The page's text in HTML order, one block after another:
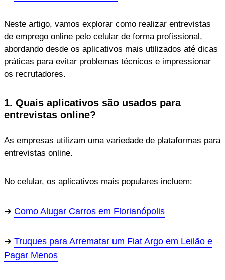
Neste artigo, vamos explorar como realizar entrevistas
de emprego online pelo celular de forma profissional,
abordando desde os aplicativos mais utilizados até dicas
práticas para evitar problemas técnicos e impressionar
os recrutadores.
1. Quais aplicativos são usados para
entrevistas online?
As empresas utilizam uma variedade de plataformas para
entrevistas online.
No celular, os aplicativos mais populares incluem:
Como Alugar Carros em Florianópolis
Truques para Arrematar um Fiat Argo em Leilão e
Pagar Menos